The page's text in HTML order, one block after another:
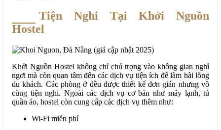
Tiện Nghi Tại Khởi Nguồn
Hostel
Khởi Nguồn Hostel không chỉ chú trọng vào không gian nghỉ
ngơi mà còn quan tâm đến các dịch vụ tiện ích để làm hài lòng
du khách. Các phòng ở đều được thiết kế đơn giản nhưng vô
cùng tiện nghi. Ngoài các dịch vụ cơ bản như máy lạnh, tủ
quần áo, hostel còn cung cấp các dịch vụ thêm như:
Wi-Fi miễn phí